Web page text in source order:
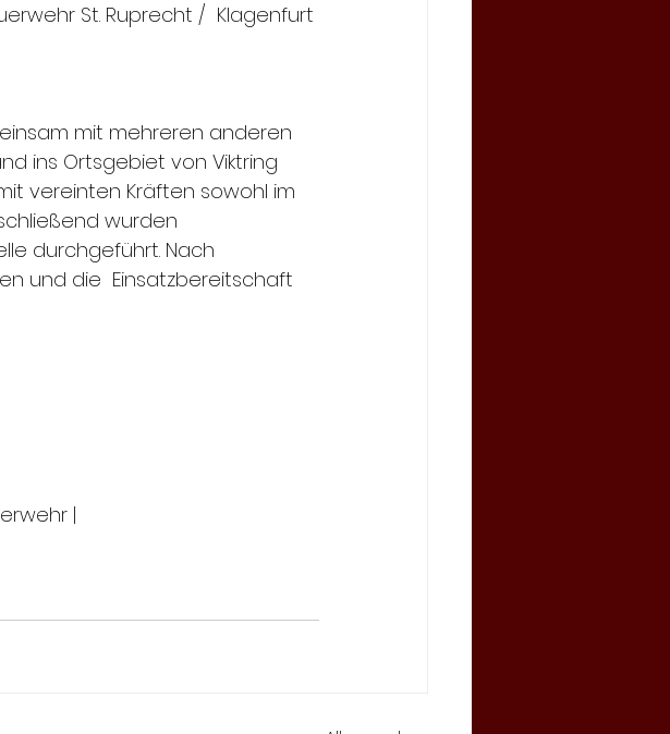
St. Ruprecht /  Klagenfurt
mit mehreren anderen
ins Ortsgebiet von Viktring
vereinten Kräften sowohl im
wurden
durchgeführt. Nach
und die  Einsatzbereitschaft
|